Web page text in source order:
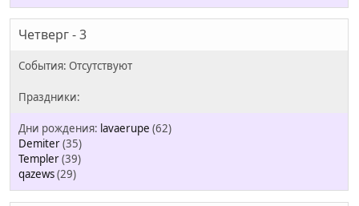
Четверг - 3
lavaerupe (62)
Demiter(35)
Templer(39)
qazews(29)